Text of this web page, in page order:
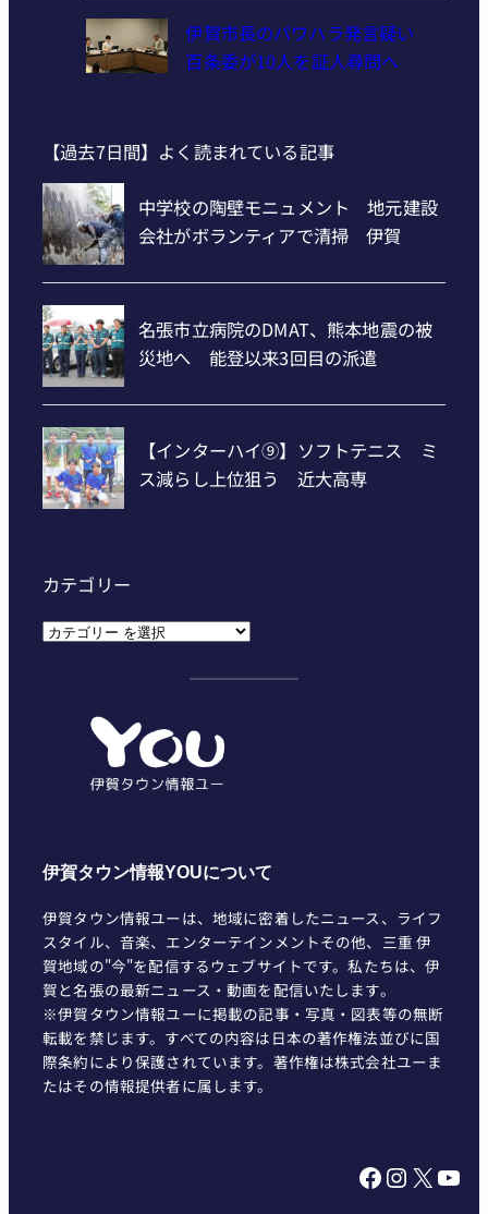
伊賀市長のパワハラ発言疑い
百条委が10人を証人尋問へ
【過去7日間】よく読まれている記事
カテゴリー
カ
伊賀タウン情報YOUについて
伊賀タウン情報ユーは、地域に密着したニュース、ライフ
スタイル、音楽、エンターテインメントその他、三重 伊
賀地域の"今"を配信するウェブサイトです。私たちは、伊
賀と名張の最新ニュース・動画を配信いたします。
※伊賀タウン情報ユーに掲載の記事・写真・図表等の無断
転載を禁じます。すべての内容は日本の著作権法並びに国
際条約により保護されています。著作権は株式会社ユーま
たはその情報提供者に属します。
Facebook InstagramX YouTube